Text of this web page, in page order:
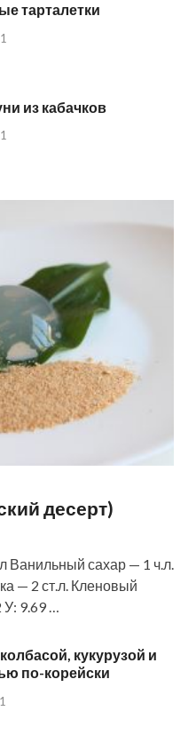
тарталетки
из кабачков
десерт)
Ванильный сахар — 1 ч.л.
— 2 ст.л. Кленовый
У: 9.69 …
кукурузой и
по-корейски